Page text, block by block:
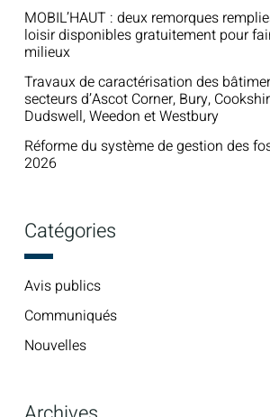
MOBIL’HAUT : deux remorques
loisir disponibles gratuitement pour
milieux
Travaux de caractérisation des
secteurs d’Ascot Corner, Bury,
Dudswell, Weedon et Westbury
Réforme du système de gestion des
2026
Catégories
Avis publics
Communiqués
Nouvelles